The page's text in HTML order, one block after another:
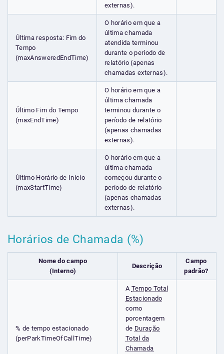
externas).
Última resposta: Fim do
Tempo
(maxAnsweredEndTime)
O horário em que a
última chamada
atendida terminou
durante o período de
relatório (apenas
chamadas externas).
Último Fim do Tempo
(maxEndTime)
O horário em que a
última chamada
terminou durante o
período de relatório
(apenas chamadas
externas).
Último Horário de Início
(maxStartTime)
O horário em que a
última chamada
começou durante o
período de relatório
(apenas chamadas
externas).
Horários de Chamada (%)
Nome do campo
(Interno)
Descrição
Campo
padrão?
% de tempo estacionado
(perParkTimeOfCallTime)
A Tempo Total
Estacionado
como
porcentagem
de Duração
Total da
Chamada